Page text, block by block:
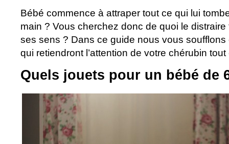
Bébé commence à attraper tout ce qui lui
main ? Vous cherchez donc de quoi le
ses sens ? Dans ce guide nous vous
qui retiendront l’attention de votre chérubin
Quels jouets pour un bébé de